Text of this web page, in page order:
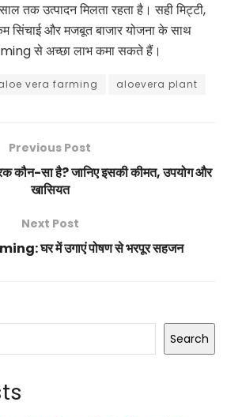
तक उत्पादन मिलता रहता है। सही मिट्टी,
सिंचाई और मजबूत बाजार योजना के साथ
से अच्छा लाभ कमा सकते हैं।
vera farming aloevera plant
Previous Post
कौन-सा है? जानिए इसकी कीमत, उपयोग और
खासियत
Next Post
घर में उगाएं पोषण से भरपूर सहजन
Search